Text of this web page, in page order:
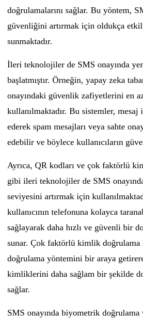
doğrulamalarını sağlar. Bu yöntem,
güvenliğini artırmak için oldukça
sunmaktadır.
İleri teknolojiler de SMS onayında
başlatmıştır. Örneğin, yapay zeka
onayındaki güvenlik zafiyetlerini en
kullanılmaktadır. Bu sistemler,
ederek spam mesajları veya sahte
edebilir ve böylece kullanıcıların
Ayrıca, QR kodları ve çok faktörlü
gibi ileri teknolojiler de SMS
seviyesini artırmak için
kullanıcının telefonuna kolayca
sağlayarak daha hızlı ve güvenli bir
sunar. Çok faktörlü kimlik doğrulama
doğrulama yöntemini bir araya
kimliklerini daha sağlam bir şekilde
sağlar.
SMS onayında biyometrik